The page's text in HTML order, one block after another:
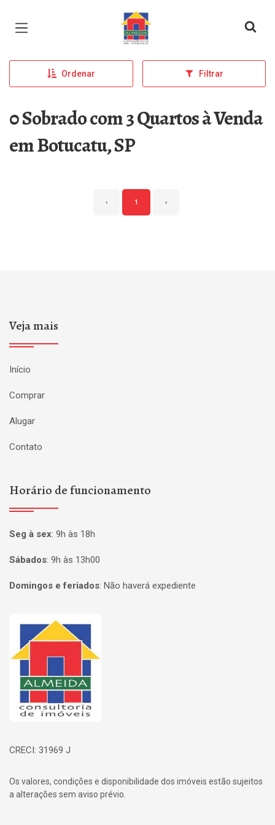
Página inicial
Ordenar Filtrar
0 Sobrado com 3 Quartos à Venda
em Botucatu, SP
‹ 1 ›
Veja mais
Início
Comprar
Alugar
Contato
Horário de funcionamento
Seg à sex: 9h às 18h
Sábados: 9h às 13h00
Domingos e feriados: Não haverá expediente
Página inicial
CRECI: 31969 J
Os valores, condições e disponibilidade dos imóveis estão sujeitos
a alterações sem aviso prévio.